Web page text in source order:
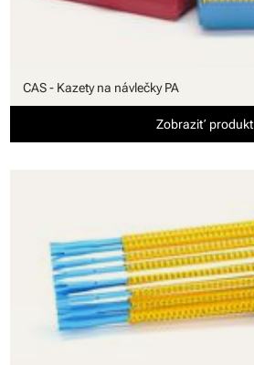
CAS - Kazety na návlečky PA
Zobraziť produkt